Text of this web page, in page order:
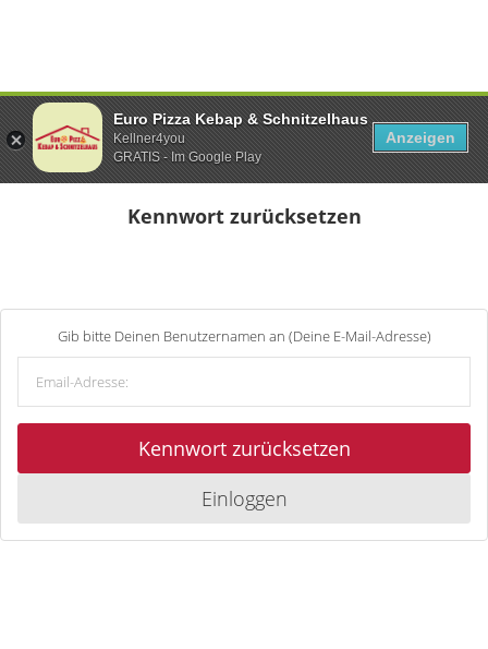
Kennwort zurücksetzen
Gib bitte Deinen Benutzernamen an (Deine E-Mail-Adresse)
Kennwort zurücksetzen
Einloggen
Euro Pizza Kebap & Schnitzelhaus
Kellner4you
GRATIS - Im Google Play
Anzeigen